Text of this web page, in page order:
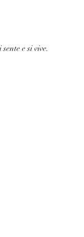
e si vive.